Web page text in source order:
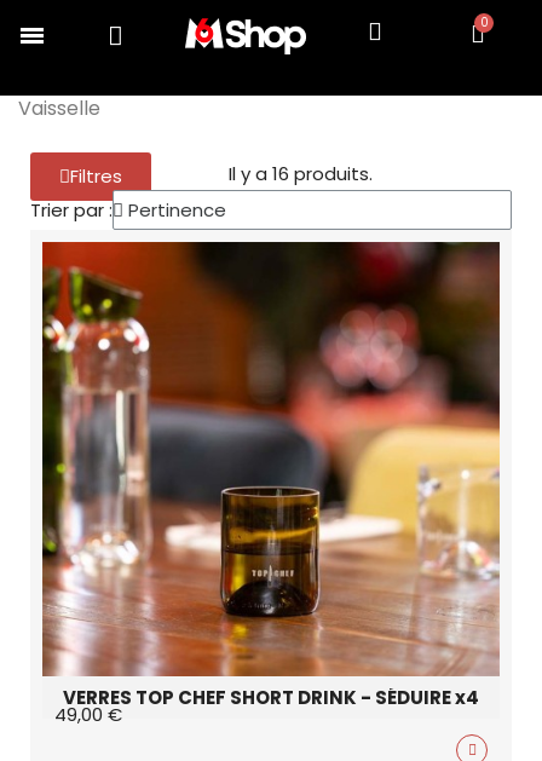
Vaisselle
Il y a 16 produits.
Filtres
Trier par :
VERRES TOP CHEF SHORT DRINK - SÉDUIRE x4
49,00 €